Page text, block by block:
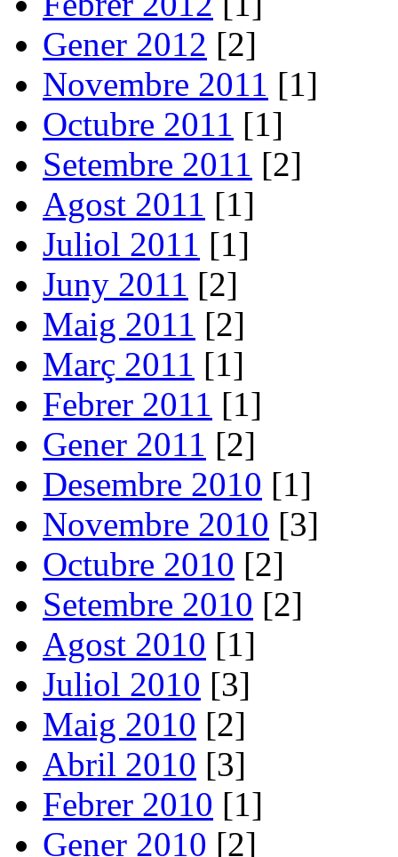
Gener 2012 [2]
Novembre 2011 [1]
Octubre 2011 [1]
Setembre 2011 [2]
Agost 2011 [1]
Juliol 2011 [1]
Juny 2011 [2]
Maig 2011 [2]
Març 2011 [1]
Febrer 2011 [1]
Gener 2011 [2]
Desembre 2010 [1]
Novembre 2010 [3]
Octubre 2010 [2]
Setembre 2010 [2]
Agost 2010 [1]
Juliol 2010 [3]
Maig 2010 [2]
Abril 2010 [3]
Febrer 2010 [1]
Gener 2010 [2]